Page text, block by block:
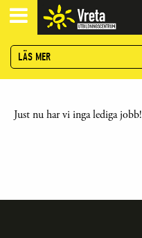
LÄS MER
Just nu har vi inga lediga jobb!